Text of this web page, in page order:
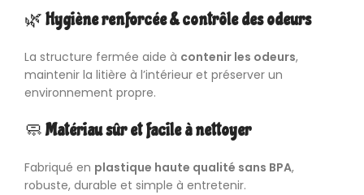
🌿Hygiène renforcée & contrôle des odeurs
La structure fermée aide à contenir les odeurs,
maintenir la litière à l’intérieur et préserver un
environnement propre.
🧼Matériau sûr et facile à nettoyer
Fabriqué en plastique haute qualité sans BPA,
robuste, durable et simple à entretenir.